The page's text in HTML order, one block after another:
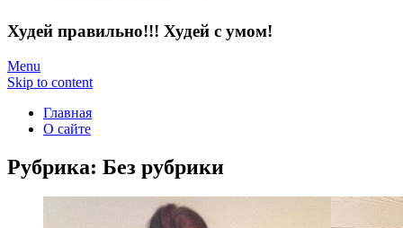
Худей правильно!!! Худей с умом!
Menu
Skip to content
Главная
О сайте
Рубрика: Без рубрики